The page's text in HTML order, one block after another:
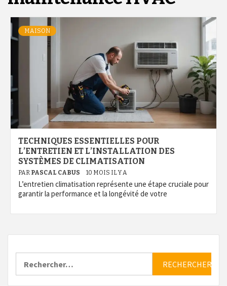
MAISON
TECHNIQUES ESSENTIELLES POUR
L’ENTRETIEN ET L’INSTALLATION DES
SYSTÈMES DE CLIMATISATION
PAR PASCAL CABUS 10 MOIS IL Y A
L’entretien climatisation représente une étape cruciale pour
garantir la performance et la longévité de votre